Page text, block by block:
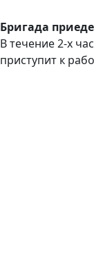
Бригада
В течение 2-х
приступит к